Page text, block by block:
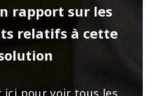
rapport sur les
relatifs à cette
ici pour voir tous les